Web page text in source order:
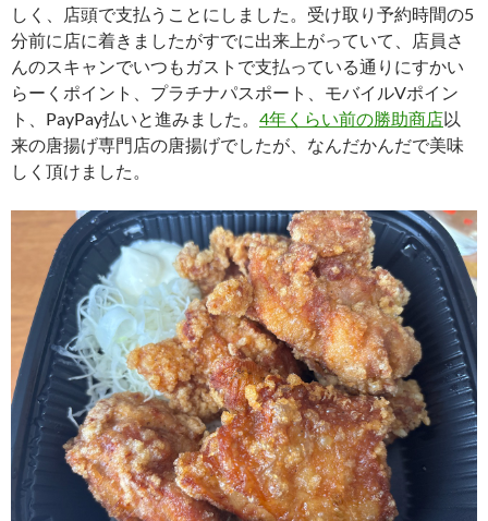
しく、店頭で支払うことにしました。受け取り予約時間の5
分前に店に着きましたがすでに出来上がっていて、店員さ
んのスキャンでいつもガストで支払っている通りにすかい
らーくポイント、プラチナパスポート、モバイルVポイン
ト、PayPay払いと進みました。 4年くらい前の勝助商店以
来の唐揚げ専門店の唐揚げでしたが、なんだかんだで美味
しく頂けました。